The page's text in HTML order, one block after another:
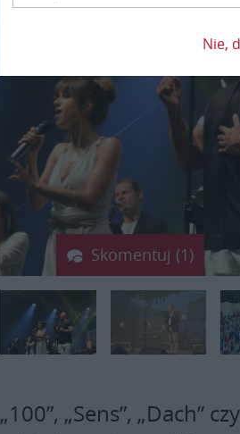
Skomentuj (1)
„100”, „Sens”, „Dach”
Nie,